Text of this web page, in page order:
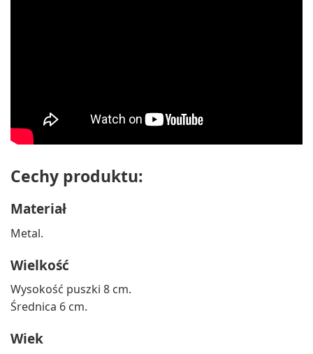
Cechy produktu:
Materiał
Metal.
Wielkość
Wysokość puszki 8 cm.
Średnica 6 cm.
Wiek